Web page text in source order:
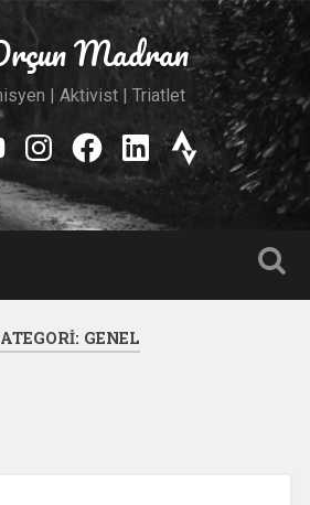
Madran
| Aktivist | Triatlet
Instagram
Facebook
Linkedin
Strava
GENEL